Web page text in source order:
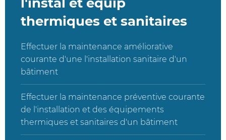
thermiques et sanitaires
Effectuer la maintenance améliorative
courante d'une l'installation sanitaire d'un
bâtiment
Effectuer la maintenance préventive courante
de l'installation et des équipements
thermiques et sanitaires d'un bâtiment